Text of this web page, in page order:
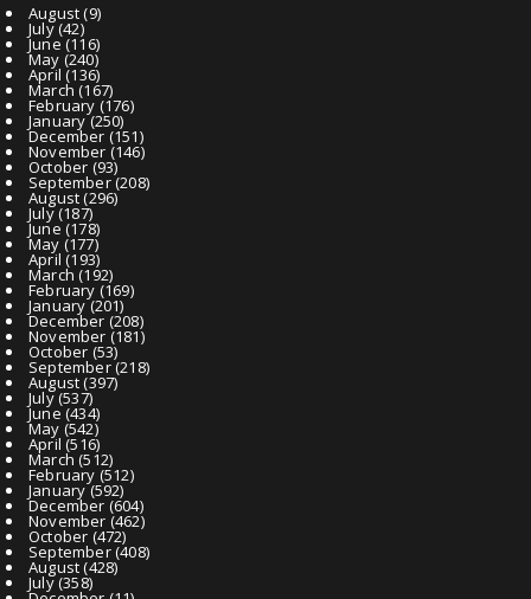
August(9)
July(42)
June(116)
May (240)
April (136)
March (167)
February (176)
January(250)
December (151)
November (146)
October (93)
September(208)
August(296)
July(187)
June(178)
May (177)
April (193)
March (192)
February (169)
January(201)
December (208)
November (181)
October (53)
September(218)
August(397)
July(537)
June(434)
May (542)
April (516)
March (512)
February (512)
January(592)
December (604)
November (462)
October (472)
September(408)
August(428)
July(358)